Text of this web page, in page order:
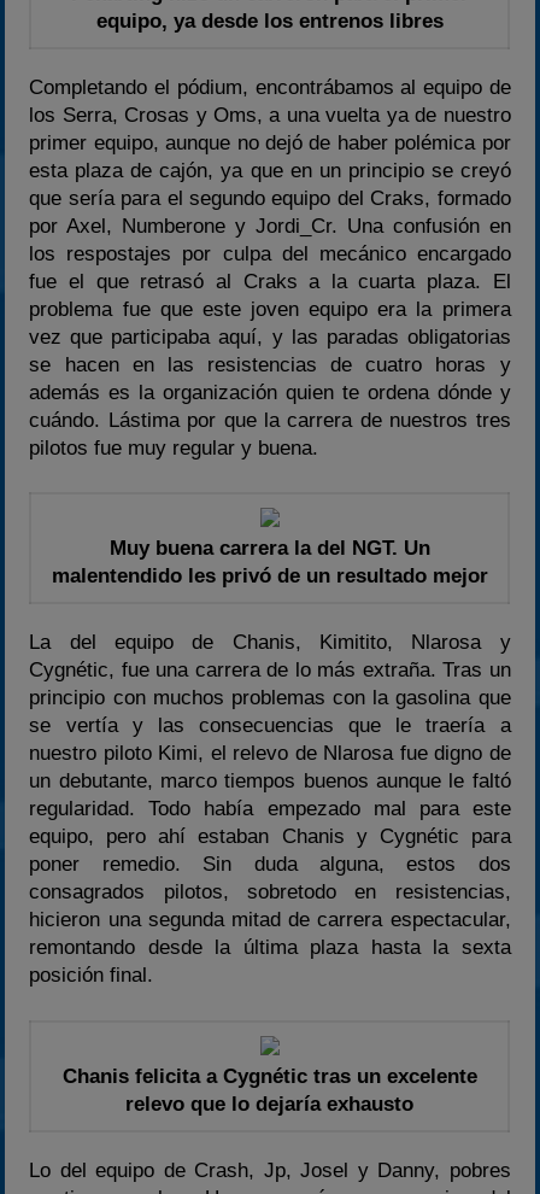
equipo, ya desde los entrenos libres
Completando el pódium, encontrábamos al equipo de
los Serra, Crosas y Oms, a una vuelta ya de nuestro
primer equipo, aunque no dejó de haber polémica por
esta plaza de cajón, ya que en un principio se creyó
que sería para el segundo equipo del Craks, formado
por Axel, Numberone y Jordi_Cr. Una confusión en
los respostajes por culpa del mecánico encargado
fue el que retrasó al Craks a la cuarta plaza. El
problema fue que este joven equipo era la primera
vez que participaba aquí, y las paradas obligatorias
se hacen en las resistencias de cuatro horas y
además es la organización quien te ordena dónde y
cuándo. Lástima por que la carrera de nuestros tres
pilotos fue muy regular y buena.
Muy buena carrera la del NGT. Un
malentendido les privó de un resultado mejor
La del equipo de Chanis, Kimitito, Nlarosa y
Cygnétic, fue una carrera de lo más extraña. Tras un
principio con muchos problemas con la gasolina que
se vertía y las consecuencias que le traería a
nuestro piloto Kimi, el relevo de Nlarosa fue digno de
un debutante, marco tiempos buenos aunque le faltó
regularidad. Todo había empezado mal para este
equipo, pero ahí estaban Chanis y Cygnétic para
poner remedio. Sin duda alguna, estos dos
consagrados pilotos, sobretodo en resistencias,
hicieron una segunda mitad de carrera espectacular,
remontando desde la última plaza hasta la sexta
posición final.
Chanis felicita a Cygnétic tras un excelente
relevo que lo dejaría exhausto
Lo del equipo de Crash, Jp, Josel y Danny, pobres